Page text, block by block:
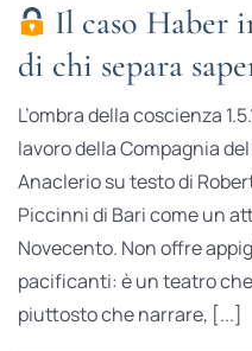
Il caso Haber
di chi separa
L’ombra della coscienza
lavoro della Compagnia
Anaclerio su testo di
Piccinni di Bari come un
Novecento. Non offre
pacificanti: è un teatro
piuttosto che narrare, [...]